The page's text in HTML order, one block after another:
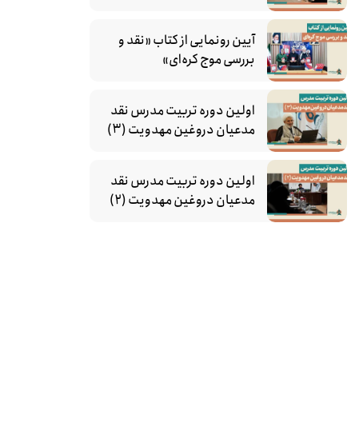
آیین رونمایی از کتاب «نقد و
بررسی موج کره‌ای»
اولین دوره تربیت مدرس نقد
مدعیان دروغین مهدویت (۳)
اولین دوره تربیت مدرس نقد
مدعیان دروغین مهدویت (۲)